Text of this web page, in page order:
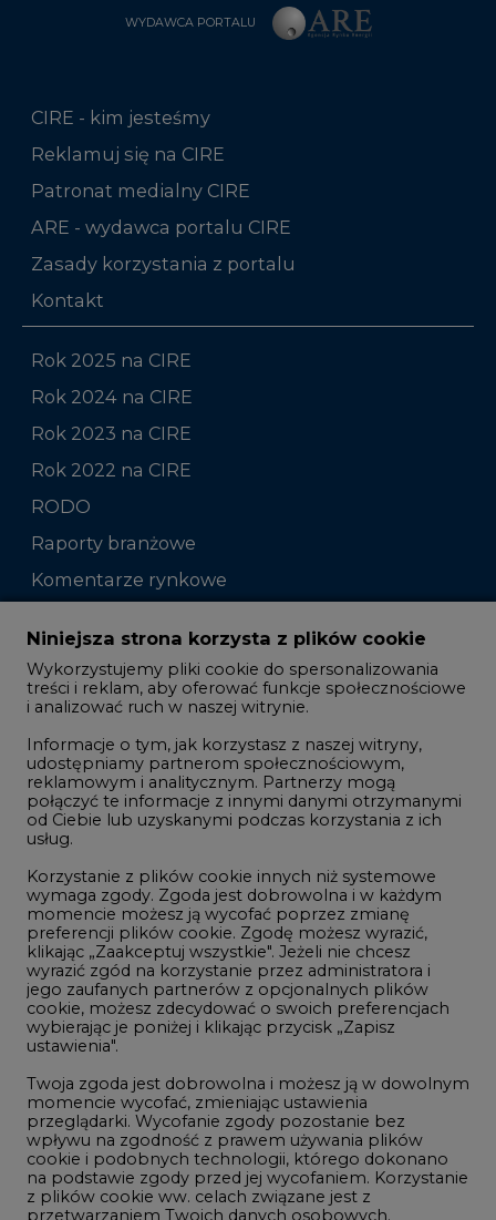
WYDAWCA PORTALU
CIRE - kim jesteśmy
Reklamuj się na CIRE
Patronat medialny CIRE
ARE - wydawca portalu CIRE
Zasady korzystania z portalu
Kontakt
Rok 2025 na CIRE
Rok 2024 na CIRE
Rok 2023 na CIRE
Rok 2022 na CIRE
RODO
Raporty branżowe
Komentarze rynkowe
Zmiany kadrowe na rynku
Studio CIRE
Rozmowy o energetyce
Gospodarka
Geopolityka
LTE450
Innowacje i AI
Telekomunikacja i IT
Handel emisjami CO2
Wodór
Górnictwo
Atom
Fotowoltaika
Offshore wind
Niniejsza strona korzysta z plików cookie
Wykorzystujemy pliki cookie do spersonalizowania
treści i reklam, aby oferować funkcje społecznościowe
i analizować ruch w naszej witrynie.
Informacje o tym, jak korzystasz z naszej witryny,
udostępniamy partnerom społecznościowym,
reklamowym i analitycznym. Partnerzy mogą
połączyć te informacje z innymi danymi otrzymanymi
od Ciebie lub uzyskanymi podczas korzystania z ich
usług.
Korzystanie z plików cookie innych niż systemowe
wymaga zgody. Zgoda jest dobrowolna i w każdym
momencie możesz ją wycofać poprzez zmianę
preferencji plików cookie. Zgodę możesz wyrazić,
klikając „Zaakceptuj wszystkie". Jeżeli nie chcesz
wyrazić zgód na korzystanie przez administratora i
jego zaufanych partnerów z opcjonalnych plików
cookie, możesz zdecydować o swoich preferencjach
wybierając je poniżej i klikając przycisk „Zapisz
ustawienia".
Twoja zgoda jest dobrowolna i możesz ją w dowolnym
momencie wycofać, zmieniając ustawienia
przeglądarki. Wycofanie zgody pozostanie bez
wpływu na zgodność z prawem używania plików
cookie i podobnych technologii, którego dokonano
na podstawie zgody przed jej wycofaniem. Korzystanie
z plików cookie ww. celach związane jest z
przetwarzaniem Twoich danych osobowych.